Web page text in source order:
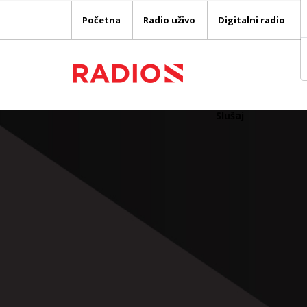
Početna Radio uživo Digitalni radio